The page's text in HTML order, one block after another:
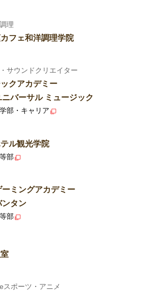
理
フェ和洋調理学院
サウンドクリエイター
クアカデミー
バーサル ミュージック
部・キャリア
ル観光学院
部
ミングアカデミー
ンタン
部
スポーツ・アニメ